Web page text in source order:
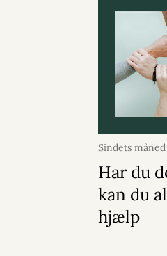
Sindets måned
2026
Har du
kan du
hjælp